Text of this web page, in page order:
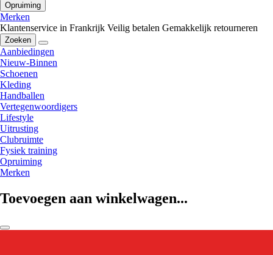
Opruiming
Merken
Klantenservice in Frankrijk Veilig betalen Gemakkelijk retourneren
Zoeken
Aanbiedingen
Nieuw-Binnen
Schoenen
Kleding
Handballen
Vertegenwoordigers
Lifestyle
Uitrusting
Clubruimte
Fysiek training
Opruiming
Merken
Toevoegen aan winkelwagen...